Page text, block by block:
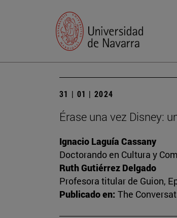
31 | 01 | 2024
Érase una vez Disney:
Ignacio Laguía Cassany
Doctorando en Cultura y
Ruth Gutiérrez Delgado
Profesora titular de Guion,
Publicado en: The